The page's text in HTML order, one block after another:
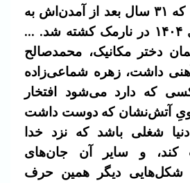
موسیقی و ورزش که ۳۱ سال بعد از آمدن‌اش به
این دنیا، در ۱۸ دی ۱۴۰۴ در نارمک کشته شد. …
دختر مکانیک، محمدصالح
داشت، زهره شماعی‌زاده
که دارد می‌شود افتخار
آتش‌نشان که دوست داشت
شغلی باشد که نزد خدا
و سایر آن جان‌های
شکل‌هایی دیگر همین حرف